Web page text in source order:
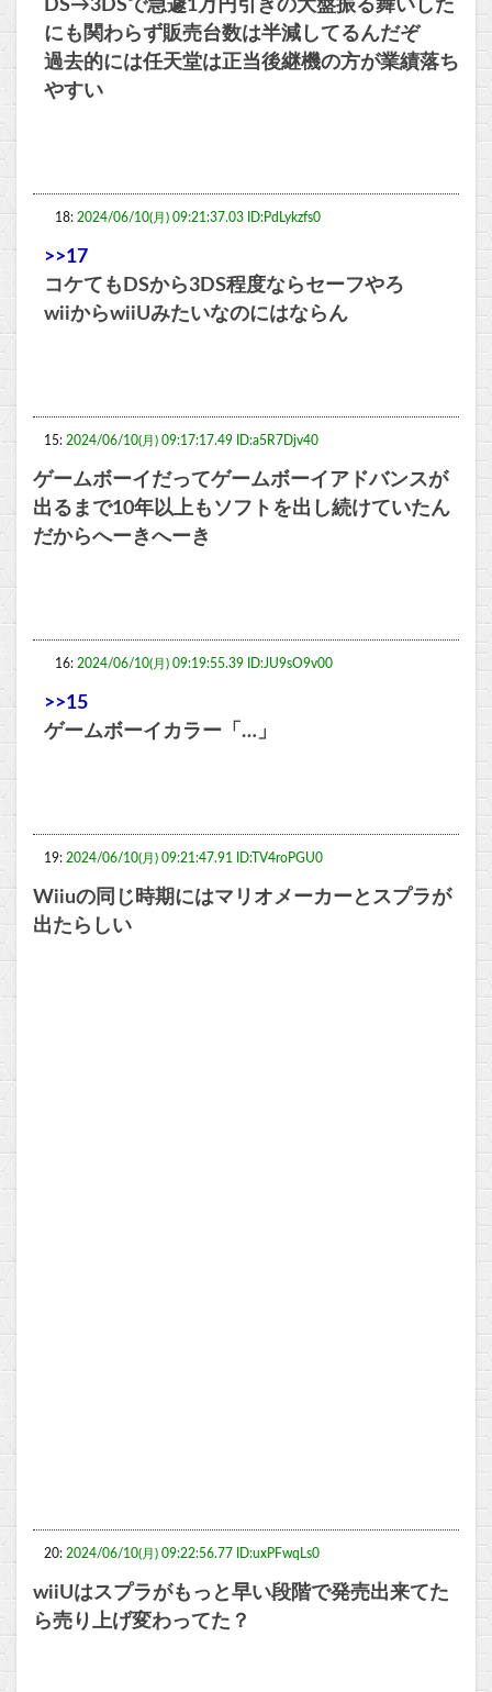
DS→3DSで急遽1万円引きの大盤振る舞いした
にも関わらず販売台数は半減してるんだぞ
過去的には任天堂は正当後継機の方が業績落ち
やすい
18: 2024/06/10(月) 09:21:37.03 ID:PdLykzfs0
>>17
コケてもDSから3DS程度ならセーフやろ
wiiからwiiUみたいなのにはならん
15: 2024/06/10(月) 09:17:17.49 ID:a5R7Djv40
ゲームボーイだってゲームボーイアドバンスが
出るまで10年以上もソフトを出し続けていたん
だからへーきへーき
16: 2024/06/10(月) 09:19:55.39 ID:JU9sO9v00
>>15
ゲームボーイカラー「…」
19: 2024/06/10(月) 09:21:47.91 ID:TV4roPGU0
Wiiuの同じ時期にはマリオメーカーとスプラが
出たらしい
20: 2024/06/10(月) 09:22:56.77 ID:uxPFwqLs0
wiiUはスプラがもっと早い段階で発売出来てた
ら売り上げ変わってた？